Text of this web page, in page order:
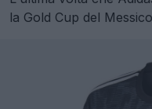
la Gold Cup del